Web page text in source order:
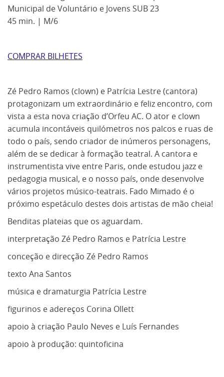
Municipal de Voluntário e Jovens SUB 23
45 min. | M/6
COMPRAR BILHETES
Zé Pedro Ramos (clown) e Patrícia Lestre (cantora)
protagonizam um extraordinário e feliz encontro, com
vista a esta nova criação d’Orfeu AC. O ator e clown
acumula incontáveis quilómetros nos palcos e ruas de
todo o país, sendo criador de inúmeros personagens,
além de se dedicar à formação teatral. A cantora e
instrumentista vive entre Paris, onde estudou jazz e
pedagogia musical, e o nosso país, onde desenvolve
vários projetos músico-teatrais. Fado Mimado é o
próximo espetáculo destes dois artistas de mão cheia!
Benditas plateias que os aguardam.
interpretação Zé Pedro Ramos e Patrícia Lestre
conceção e direcção Zé Pedro Ramos
texto Ana Santos
música e dramaturgia Patrícia Lestre
figurinos e adereços Corina Ollett
apoio à criação Paulo Neves e Luís Fernandes
apoio à produção: quintoficina